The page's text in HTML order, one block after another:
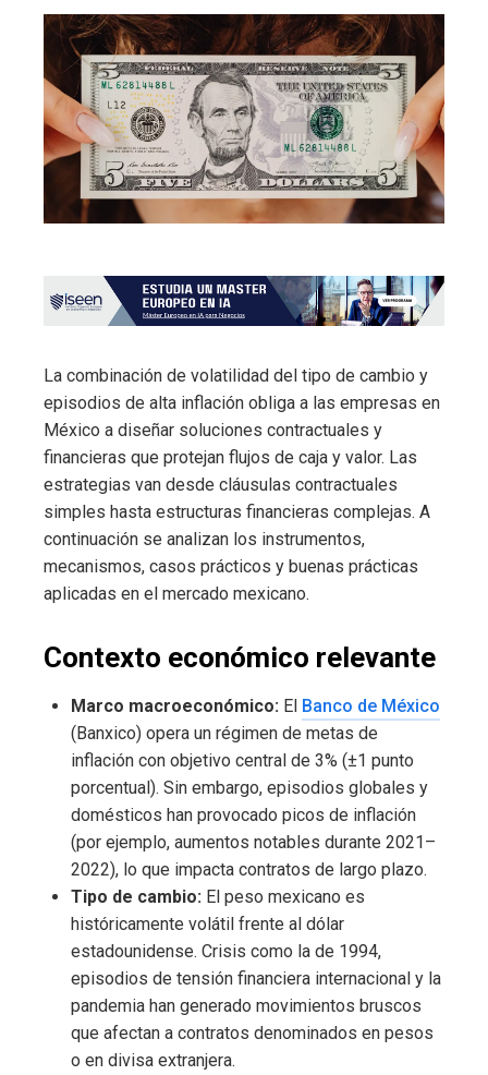
La combinación de volatilidad del tipo de cambio y
episodios de alta inflación obliga a las empresas en
México a diseñar soluciones contractuales y
financieras que protejan flujos de caja y valor. Las
estrategias van desde cláusulas contractuales
simples hasta estructuras financieras complejas. A
continuación se analizan los instrumentos,
mecanismos, casos prácticos y buenas prácticas
aplicadas en el mercado mexicano.
Contexto económico relevante
Marco macroeconómico: El Banco de México
(Banxico) opera un régimen de metas de
inflación con objetivo central de 3% (±1 punto
porcentual). Sin embargo, episodios globales y
domésticos han provocado picos de inflación
(por ejemplo, aumentos notables durante 2021–
2022), lo que impacta contratos de largo plazo.
Tipo de cambio: El peso mexicano es
históricamente volátil frente al dólar
estadounidense. Crisis como la de 1994,
episodios de tensión financiera internacional y la
pandemia han generado movimientos bruscos
que afectan a contratos denominados en pesos
o en divisa extranjera.